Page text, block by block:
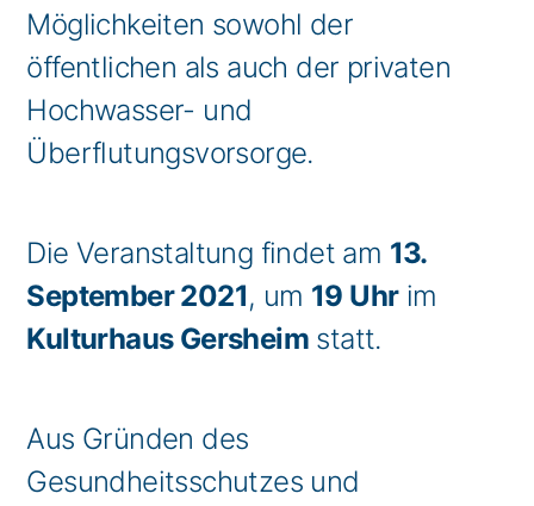
Möglichkeiten sowohl der
öffentlichen als auch der privaten
Hochwasser- und
Überflutungsvorsorge.
Die Veranstaltung findet am 13.
September 2021, um 19 Uhrim
Kulturhaus Gersheim statt.
Aus Gründen des
Gesundheitsschutzes und